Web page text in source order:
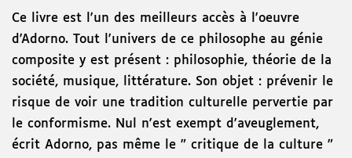
Ce livre est l'un des meilleurs accès à l'oeuvre
d'Adorno. Tout l'univers de ce philosophe au génie
composite y est présent : philosophie, théorie de la
société, musique, littérature. Son objet : prévenir le
risque de voir une tradition culturelle pervertie par
le conformisme. Nul n'est exempt d'aveuglement,
écrit Adorno, pas même le " critique de la culture "